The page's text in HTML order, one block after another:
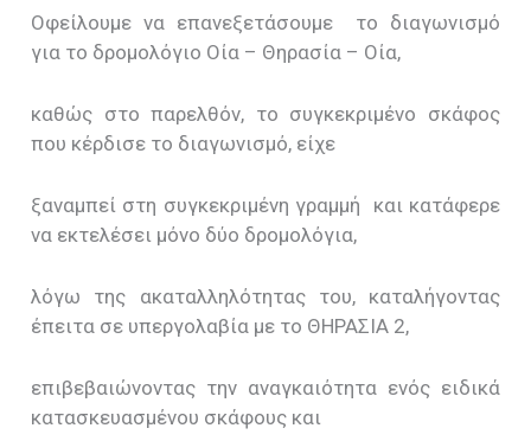
Οφείλουμε να επανεξετάσουμε το διαγωνισμό
για το δρομολόγιο Οία – Θηρασία – Οία,
καθώς στο παρελθόν, το συγκεκριμένο σκάφος
που κέρδισε το διαγωνισμό, είχε
ξαναμπεί στη συγκεκριμένη γραμμή και κατάφερε
να εκτελέσει μόνο δύο δρομολόγια,
λόγω της ακαταλληλότητας του, καταλήγοντας
έπειτα σε υπεργολαβία με το ΘΗΡΑΣΙΑ 2,
επιβεβαιώνοντας την αναγκαιότητα ενός ειδικά
κατασκευασμένου σκάφους και